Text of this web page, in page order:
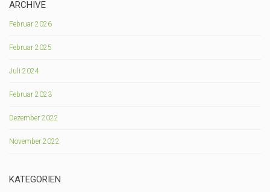
ARCHIVE
Februar 2026
Februar 2025
Juli 2024
Februar 2023
Dezember 2022
November 2022
KATEGORIEN